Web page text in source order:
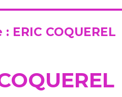
: ERIC COQUEREL